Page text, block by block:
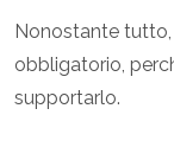
Nonostante tutto,
obbligatorio,
supportarlo.